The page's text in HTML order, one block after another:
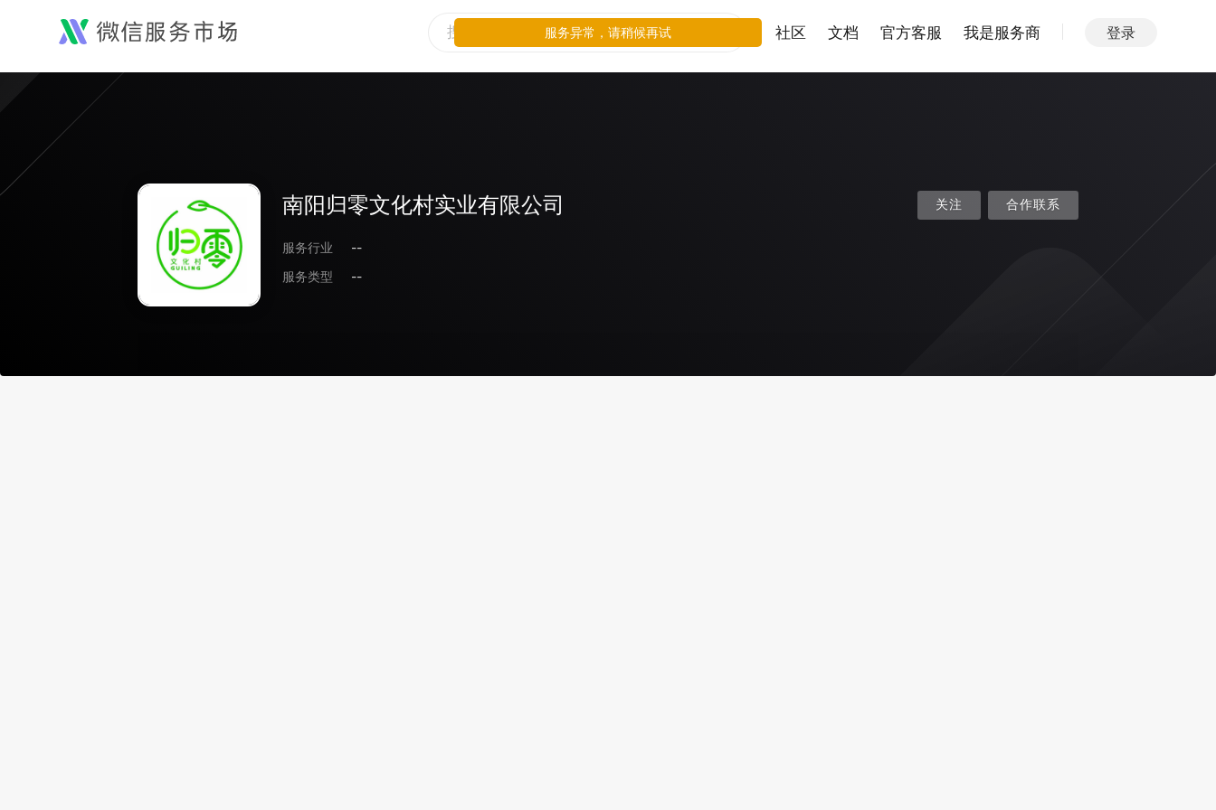
社区 文档 官方客服 我是服务商 登录
南阳归零文化村实业有限公司
服务行业
--
服务类型
--
关注 合作联系
服务异常，请稍候再试